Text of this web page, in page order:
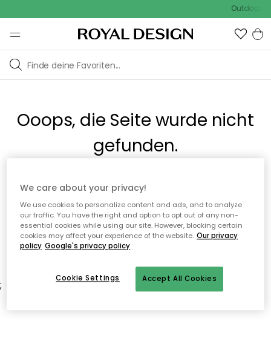
Outdoor
Ooops, die Seite wurde nicht
gefunden.
Sie können auf unsererStartseite
Zur Startseite
;
We care about your privacy!
We use cookies to personalize content and ads, and to analyze
our traffic. You have the right and option to opt out of any non-
essential cookies while using our site. However, blocking certain
cookies may affect your experience of the website. Our privacy
policy Google's privacy policy
Accept All Cookies
Cookie Settings